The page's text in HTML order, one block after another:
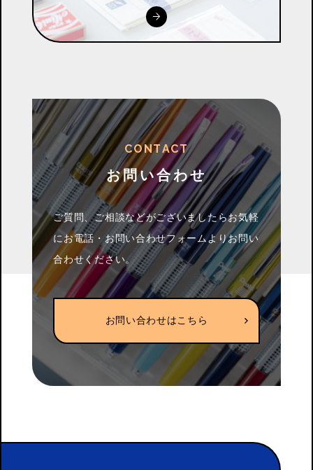
CONTACT
お問い合わせ
ご質問、ご相談などがございましたらお気軽
にお電話・お問い合わせフォームよりお問い
合わせください。
お問い合わせはこちら